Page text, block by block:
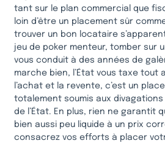
tant sur le plan commercial que
loin d’être un placement sûr
trouver un bon locataire
jeu de poker menteur, tomber sur
vous conduit à des années de
marche bien, l’État vous taxe tout
l’achat et la revente, c’est un
totalement soumis aux divagations
de l’État. En plus, rien ne garantit
bien aussi peu liquide à un prix
consacrez vos efforts à placer